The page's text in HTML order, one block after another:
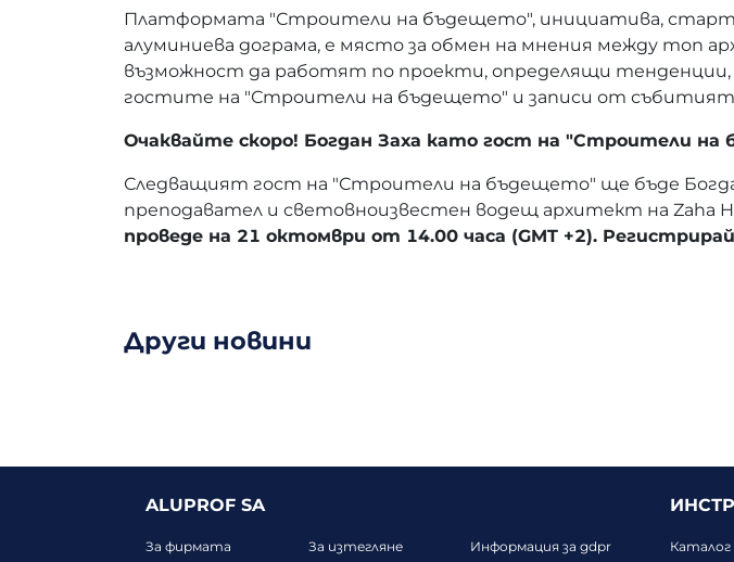
Платформата "Строители на бъдещето", инициатива,
алуминиева дограма, е място за обмен на мнения между
възможност да работят по проекти, определящи тенденции,
гостите на "Строители на бъдещето" и записи от
Очаквайте скоро! Богдан Заха като гост на "Строители на
Следващият гост на "Строители на бъдещето" ще бъде
преподавател и световноизвестен водещ архитект на Zaha
проведе на 21 октомври от 14.00 часа (GMT +2).
Други новини
ALUPROF SA
За фирмата
За изтегляне
Информация за gdpr